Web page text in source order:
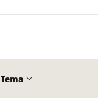
Tema